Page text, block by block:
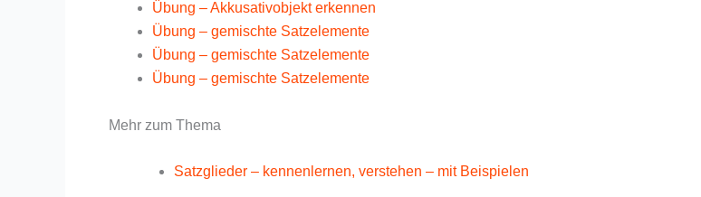
Übung – Akkusativobjekt erkennen
Übung – gemischte Satzelemente
Übung – gemischte Satzelemente
Übung – gemischte Satzelemente
Mehr zum Thema
Satzglieder – kennenlernen, verstehen – mit Beispielen